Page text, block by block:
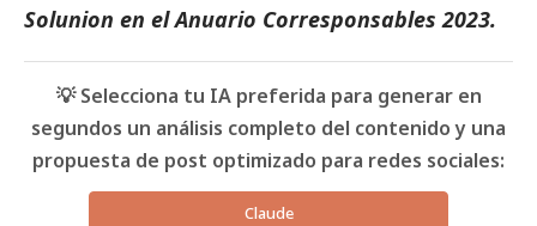
Solunion en elAnuario Corresponsables 2023.
💡 Selecciona tu IA preferida para generar en
segundos un análisis completo del contenido y una
propuesta de post optimizado para redes sociales:
Claude